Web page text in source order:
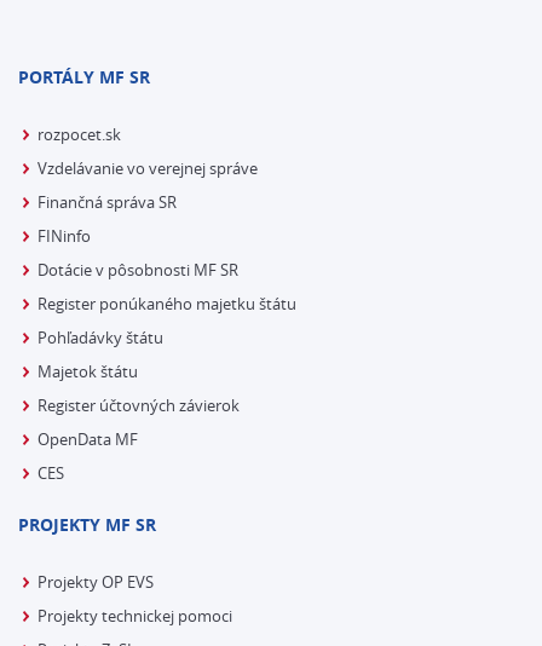
PORTÁLY MF SR
rozpocet.sk
Vzdelávanie vo verejnej správe
Finančná správa SR
FINinfo
Dotácie v pôsobnosti MF SR
Register ponúkaného majetku štátu
Pohľadávky štátu
Majetok štátu
Register účtovných závierok
OpenData MF
CES
PROJEKTY MF SR
Projekty OP EVS
Projekty technickej pomoci